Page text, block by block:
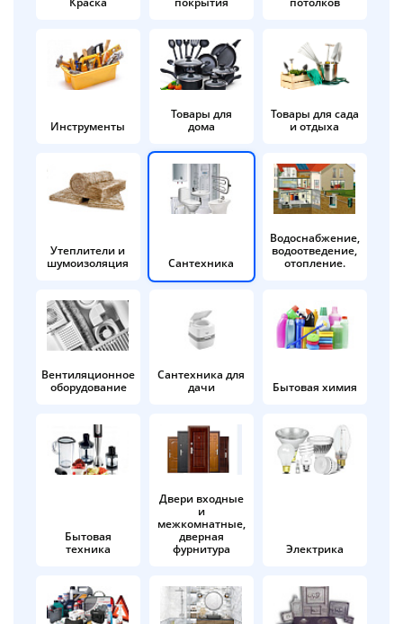
Инструменты
Товары для
дома
Товары для сада
и отдыха
Утеплители и
шумоизоляция
Сантехника
Водоснабжение,
водоотведение,
отопление.
Вентиляционное
оборудование
Сантехника для
дачи
Бытовая химия
Бытовая
техника
Двери входные
и
межкомнатные,
дверная
фурнитура
Электрика
в корзину
Оплачивайте сегодня только
25% картой любого банка
Получайте товар
выбранный способом
Оставшиеся
% будут
по25%каждые 2 недели
Подробнее
об оплате Плайтом
раз в 2
недели
Остались вопросы?
8 800 302-02-51
plait.ru